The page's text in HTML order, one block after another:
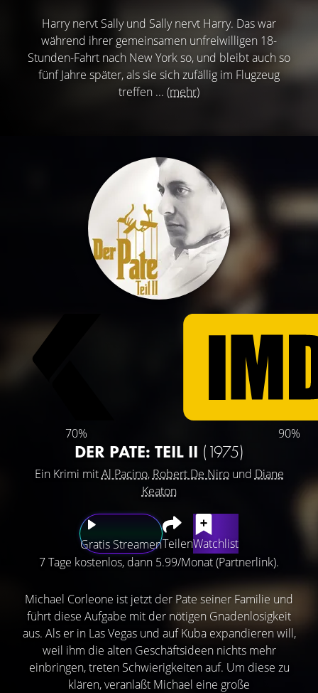
Harry nervt Sally und Sally nervt Harry. Das war
während ihrer gemeinsamen unfreiwilligen 18-
Stunden-Fahrt nach New York so, und bleibt auch so
fünf Jahre später, als sie sich zufällig im Flugzeug
treffen ... (mehr)
70% 90%
DER PATE: TEIL II (1975)
Ein Krimi mitAl Pacino, Robert De Niround Diane
Keaton
Gratis StreamenTeilenWatchlist
7 Tage kostenlos, dann 5.99/Monat (Partnerlink).
Michael Corleone ist jetzt der Pate seiner Familie und
führt diese Aufgabe mit der nötigen Gnadenlosigkeit
aus. Als er in Las Vegas und auf Kuba expandieren will,
weil ihm die alten Geschäftsideen nichts mehr
einbringen, treten Schwierigkeiten auf. Um diese zu
klären, veranlaßt Michael eine große